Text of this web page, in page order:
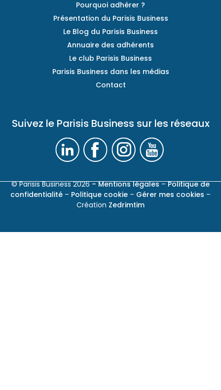
Pourquoi adhérer ?
Présentation du Parisis Business
Le Blog du Parisis Business
Annuaire des adhérents
Le club Parisis Business
Parisis Business dans les médias
Contact
Suivez le Parisis Business sur les réseaux
© Parisis Business 2026– Mentions légales–Politique de
confidentialité – Politique cookie – Gérer mes cookies –
Création Zedrimtim